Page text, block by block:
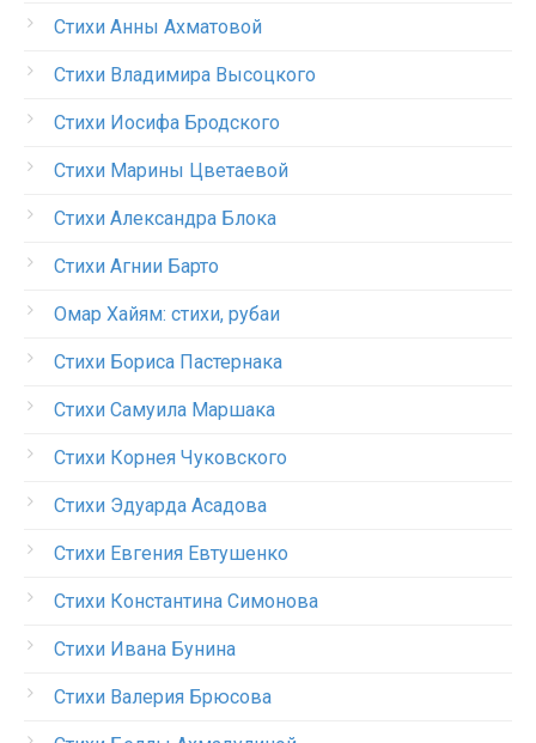
Стихи Анны Ахматовой
Стихи Владимира Высоцкого
Стихи Иосифа Бродского
Стихи Марины Цветаевой
Стихи Александра Блока
Стихи Агнии Барто
Омар Хайям: стихи, рубаи
Стихи Бориса Пастернака
Стихи Самуила Маршака
Стихи Корнея Чуковского
Стихи Эдуарда Асадова
Стихи Евгения Евтушенко
Стихи Константина Симонова
Стихи Ивана Бунина
Стихи Валерия Брюсова